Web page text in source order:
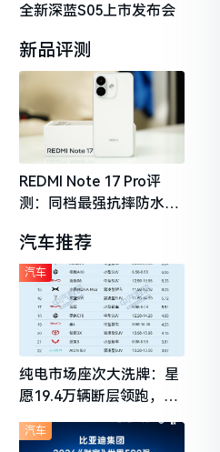
全新深蓝S05上市发布会
新品评测
REDMI Note 17 Pro评
测：同档最强抗摔防水，
守门员
汽车推荐
纯电市场座次大洗牌：星
愿19.4万辆断层领跑，理
想i6成最强黑马
汽车
汽车